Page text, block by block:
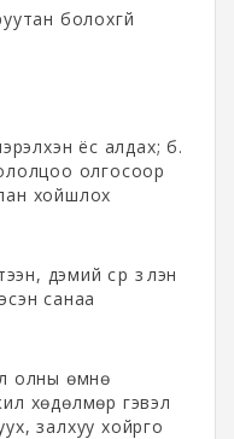
болохгүй
ёс алдах; б.
олгосоор
хойшлох
дэмий сүр үзүүлэн
санаа
олны өмнө
хөдөлмөр гэвэл
залхуу хойрго